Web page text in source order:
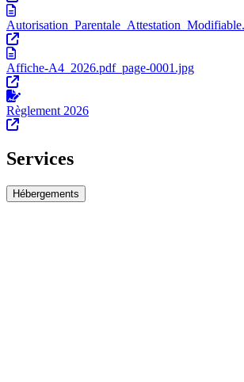
Affiche-A4_2026.pdf_page-0001.jpg
Règlement 2026
Services
Hébergements